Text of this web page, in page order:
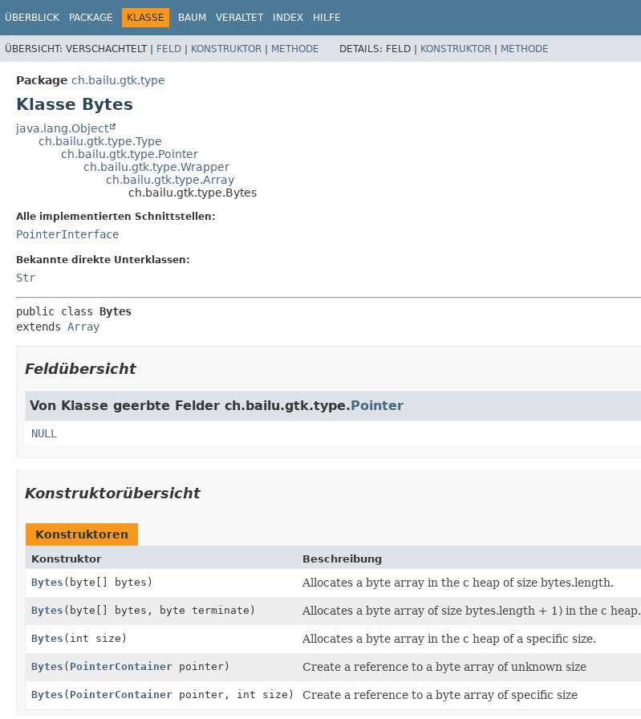
ÜBERBLICK PACKAGE KLASSE BAUM VERALTET INDEX HILFE
ÜBERSICHT: VERSCHACHTELT | FELD | KONSTRUKTOR | METHODE DETAILS: FELD | KONSTRUKTOR | METHODE
Package ch.bailu.gtk.type
Klasse Bytes
java.lang.Object
ch.bailu.gtk.type.Type
ch.bailu.gtk.type.Pointer
ch.bailu.gtk.type.Wrapper
ch.bailu.gtk.type.Array
ch.bailu.gtk.type.Bytes
Alle implementierten Schnittstellen:
PointerInterface
Bekannte direkte Unterklassen:
Str
public class Bytes
extends Array
Feldübersicht
Von Klasse geerbte Felder ch.bailu.gtk.type.Pointer
NULL
Konstruktorübersicht
Konstruktoren
Konstruktor
Beschreibung
Bytes (byte[] bytes) Allocates a byte array in the c heap of size bytes.length.
Bytes (byte[] bytes, byte terminate) Allocates a byte array of size bytes.length + 1) in the c heap.
Bytes (int size) Allocates a byte array in the c heap of a specific size.
Bytes ( PointerContainer pointer) Create a reference to a byte array of unknown size
Bytes ( PointerContainer pointer, int size) Create a reference to a byte array of specific size